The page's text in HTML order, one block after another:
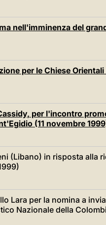
nell'imminenza del
per le Chiese Orientali
per l'incontro
(11 novembre
(Libano) in risposta alla
Lara per la nomina a
Nazionale della